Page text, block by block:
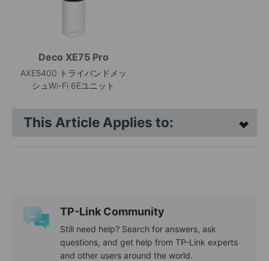
Deco XE75 Pro
AXE5400 トライバンドメッ
シュWi-Fi 6Eユニット
This Article Applies to:
TP-Link Community
Still need help? Search for answers, ask
questions, and get help from TP-Link experts
and other users around the world.